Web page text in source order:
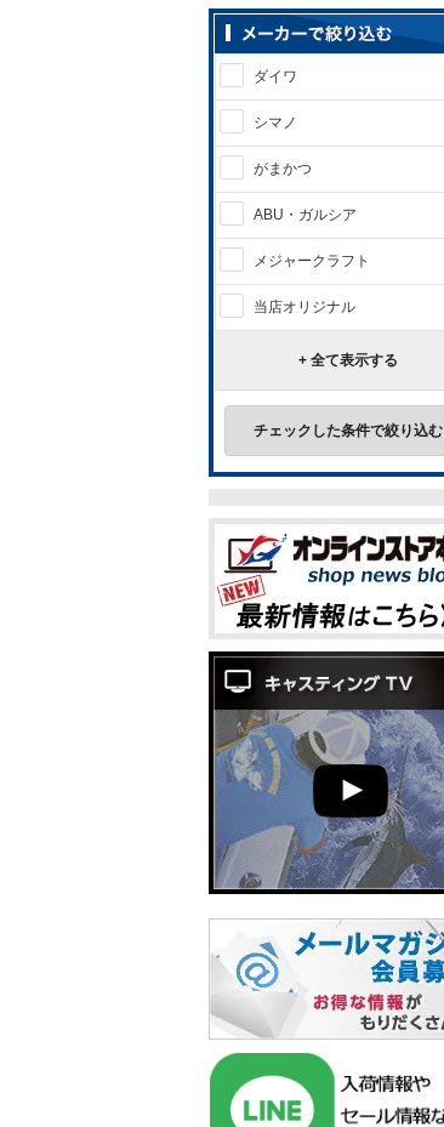
ダイワ
シマノ
がまかつ
ABU・ガルシア
メジャークラフト
当店オリジナル
+ 全て表示する
チェックした条件で絞り込む